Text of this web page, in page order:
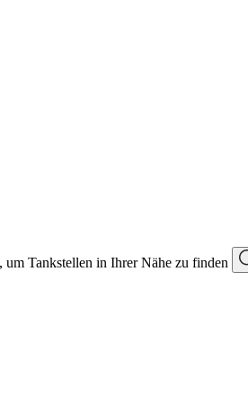
um Tankstellen in Ihrer Nähe zu finden